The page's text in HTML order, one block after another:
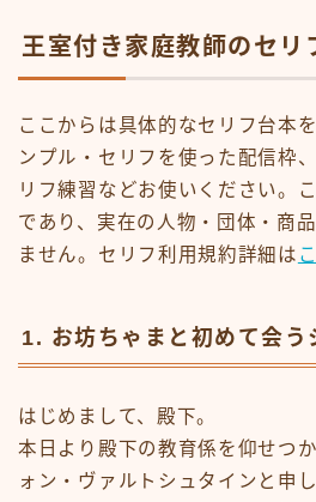
王室付き家庭教師のセリ
ここからは具体的なセリフ台本
ンプル・セリフを使った配信枠
リフ練習などお使いください。
であり、実在の人物・団体・商
ません。セリフ利用規約詳細は
1. お坊ちゃまと初めて会う
はじめまして、殿下。
本日より殿下の教育係を仰せつ
ォン・ヴァルトシュタインと申し